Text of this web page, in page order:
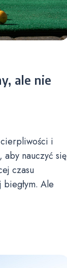
ale nie
i
aby nauczyć się
czasu
Ale